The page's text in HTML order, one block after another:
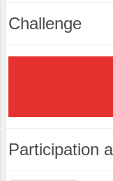
Challenge
Participation